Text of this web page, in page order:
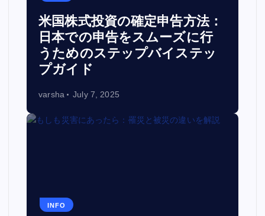
米国株式投資の確定申告方法：
日本での申告をスムーズに行
うためのステップバイステッ
プガイド
varsha July 7, 2025
INFO